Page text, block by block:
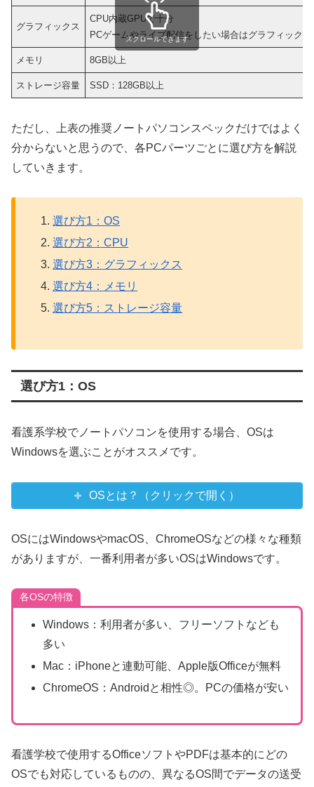
グラフィックス
CPU内蔵GPUで十分
PCゲームやライブ配信をしたい場合はグラフィック
メモリ 8GB以上
ストレージ容量 SSD：128GB以上
スクロールできます
ただし、上表の推奨ノートパソコンスペックだけではよく
分からないと思うので、各PCパーツごとに選び方を解説
していきます。
選び方1：OS
選び方2：CPU
選び方3：グラフィックス
選び方4：メモリ
選び方5：ストレージ容量
選び方1：OS
看護系学校でノートパソコンを使用する場合、OSは
Windowsを選ぶことがオススメです。
OSとは？（クリックで開く）
OSにはWindowsやmacOS、ChromeOSなどの様々な種類
がありますが、一番利用者が多いOSはWindowsです。
各OSの特徴
Windows：利用者が多い、フリーソフトなども
多い
Mac：iPhoneと連動可能、Apple版Officeが無料
ChromeOS：Androidと相性◎。PCの価格が安い
看護学校で使用するOfficeソフトやPDFは基本的にどの
OSでも対応しているものの、異なるOS間でデータの送受